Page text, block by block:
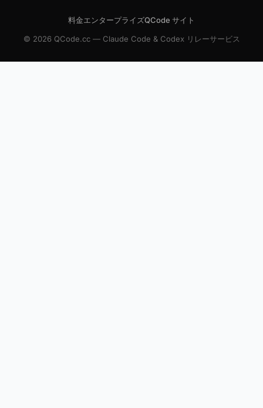
料金エンタープライズQCode サイト
© 2026 QCode.cc — Claude Code & Codex リレーサービス